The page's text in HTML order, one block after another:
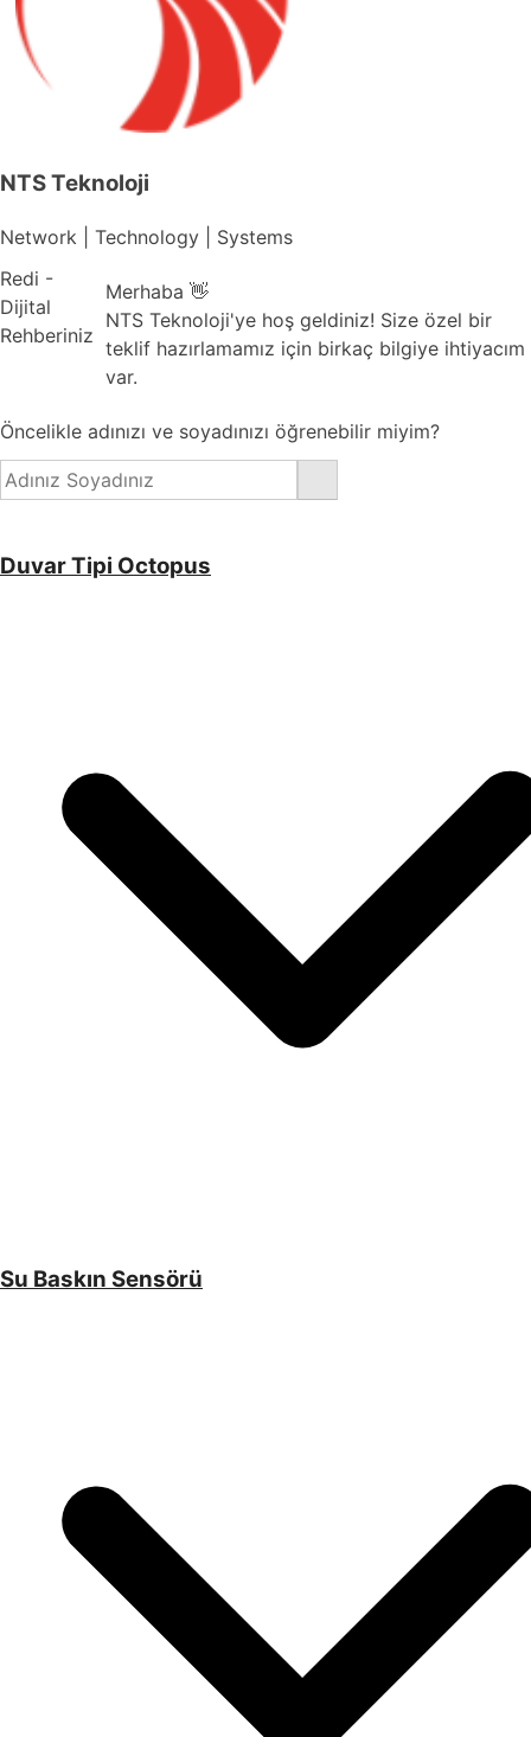
NTS Teknoloji
Network | Technology | Systems
Redi -
Dijital
Rehberiniz
Merhaba 👋
NTS Teknoloji'ye hoş geldiniz! Size özel bir
teklif hazırlamamız için birkaç bilgiye ihtiyacım
var.
Öncelikle adınızı ve soyadınızı öğrenebilir miyim?
Duvar Tipi Octopus
Su Baskın Sensörü